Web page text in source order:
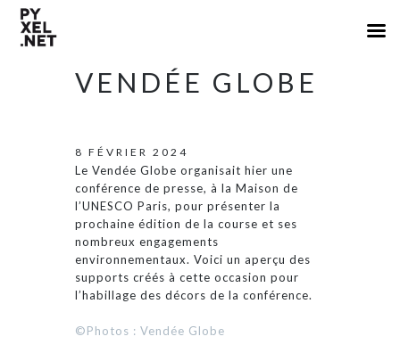
VENDÉE GLOBE
8 FÉVRIER 2024
Le Vendée Globe organisait hier une
conférence de presse, à la Maison de
l’UNESCO Paris, pour présenter la
prochaine édition de la course et ses
nombreux engagements
environnementaux. Voici un aperçu des
supports créés à cette occasion pour
l’habillage des décors de la conférence.
©Photos : Vendée Globe